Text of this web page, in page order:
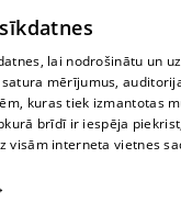
HELIO MEDIA.
lai nodrošinātu un
mērījumus,
kuras tiek izmantotas
brīdī ir iespēja
visām interneta vietnes